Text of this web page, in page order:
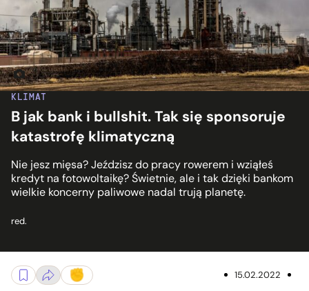
KLIMAT
B jak bank i bullshit. Tak się sponsoruje
katastrofę klimatyczną
Nie jesz mięsa? Jeździsz do pracy rowerem i wziąłeś
kredyt na fotowoltaikę? Świetnie, ale i tak dzięki bankom
wielkie koncerny paliwowe nadal trują planetę.
red.
Fot. Patrick Hendry/Unsplash
15.02.2022